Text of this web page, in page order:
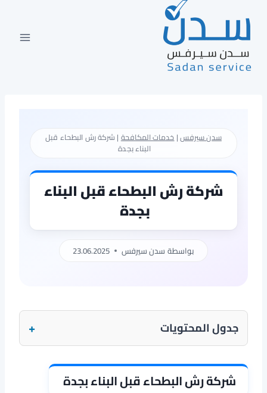
المحتوى
سدن سيرفس|خدمات المكافحة| شركة رش البطحاء قبل
البناء بجدة
شركة رش البطحاء قبل البناء
بجدة
بواسطة سدن سيرفس 23.06.2025
جدول المحتويات +
شركة رش البطحاء قبل البناء بجدة